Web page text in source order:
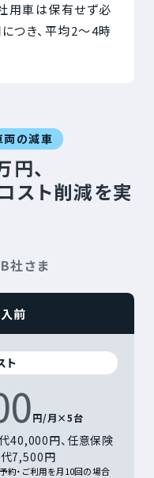
用車は保有せず必
つき、平均2〜4時
両の減車
、
スト削減を実
社さま
前
ト
円/月×5台
40,000円、 任意保険
代7,500円
約・ご利用を月10回の場合